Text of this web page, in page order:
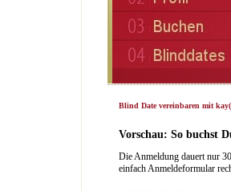
Blind Date vereinbaren mit
Vorschau: So buchst
Die Anmeldung dauert nur
einfach Anmeldeformular